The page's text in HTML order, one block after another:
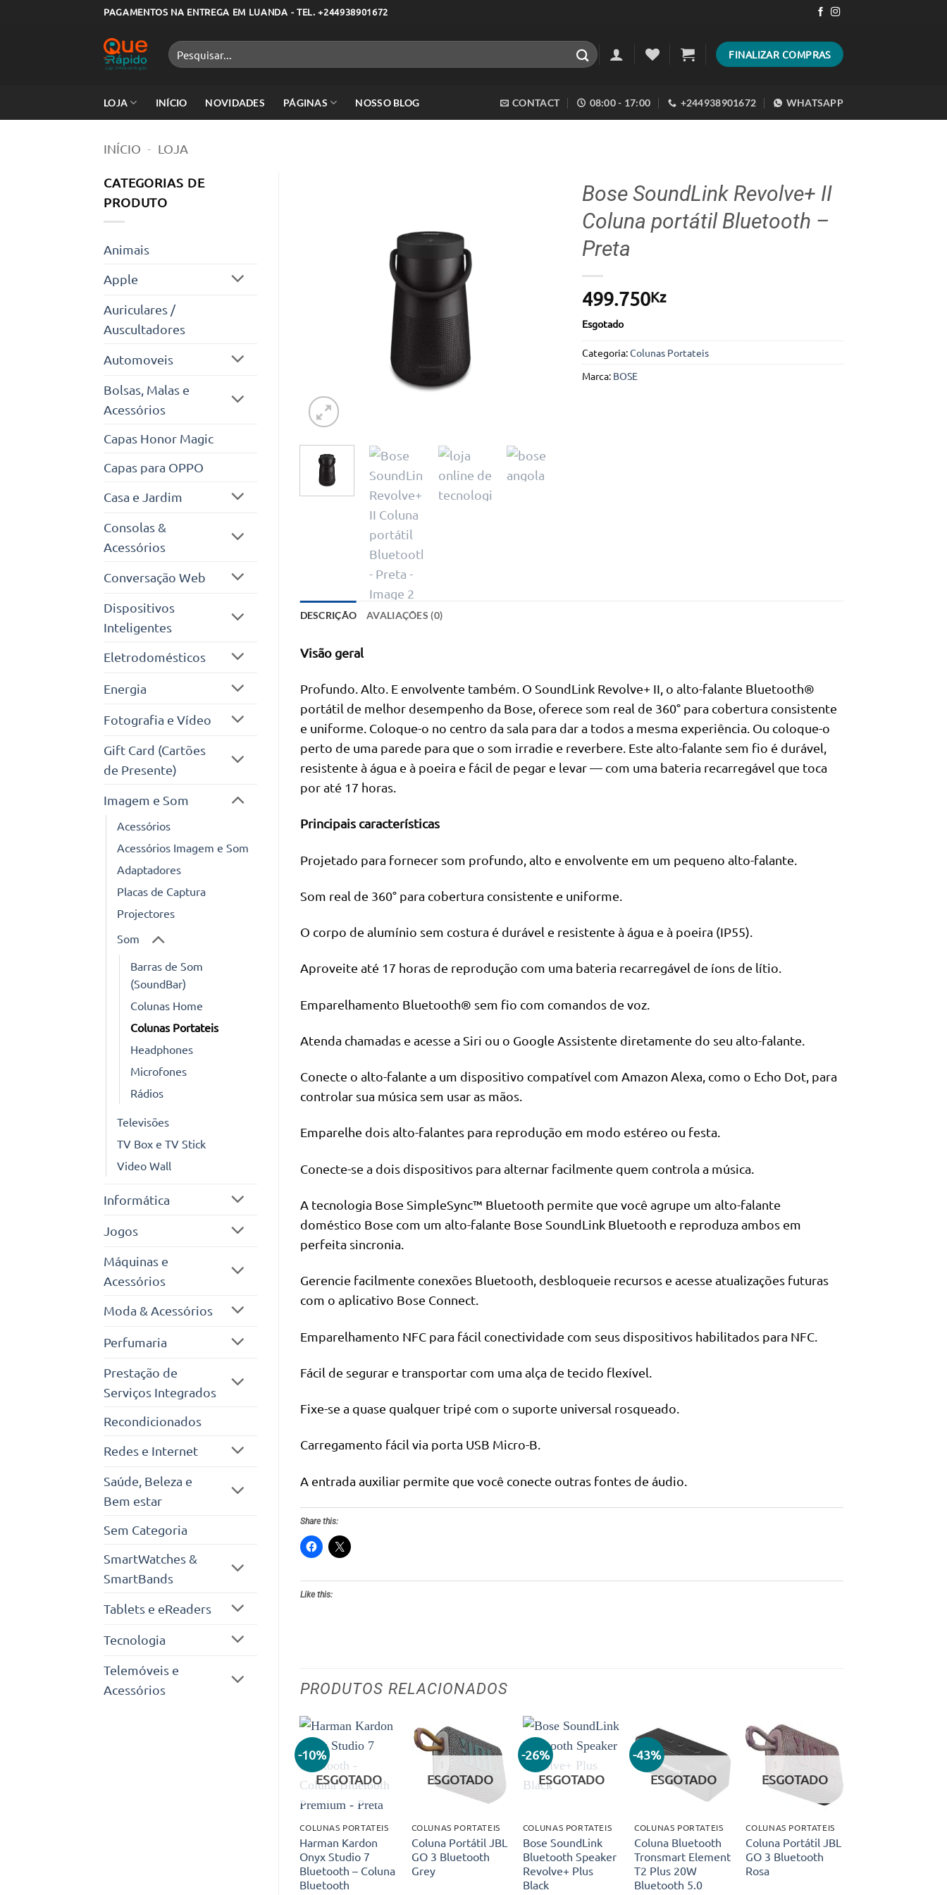
PAGAMENTOS NA ENTREGA EM LUANDA - TEL. +244938901672
Pesquisar
por:
FINALIZAR COMPRAS
LOJA INÍCIO NOVIDADES PÁGINAS NOSSO BLOG CONTACT 08:00 - 17:00 +244938901672 WHATSAPP
INÍCIO - LOJA
CATEGORIAS DE
PRODUTO
Animais
Apple
Auriculares /
Auscultadores
Automoveis
Bolsas, Malas e
Acessórios
Capas Honor Magic
Capas para OPPO
Casa e Jardim
Consolas &
Acessórios
Conversação Web
Dispositivos
Inteligentes
Eletrodomésticos
Energia
Fotografia e Vídeo
Gift Card (Cartões
de Presente)
Imagem e Som
Acessórios
Acessórios Imagem e Som
Adaptadores
Placas de Captura
Projectores
Som
Barras de Som
(SoundBar)
Colunas Home
Colunas Portateis
Headphones
Microfones
Rádios
Televisões
TV Box e TV Stick
Video Wall
Informática
Jogos
Máquinas e
Acessórios
Moda & Acessórios
Perfumaria
Prestação de
Serviços Integrados
Recondicionados
Redes e Internet
Saúde, Beleza e
Bem estar
Sem Categoria
SmartWatches &
SmartBands
Tablets e eReaders
Tecnologia
Telemóveis e
Acessórios
Bose SoundLink Revolve+ II
Coluna portátil Bluetooth –
Preta
499.750Kz
Esgotado
Categoria:Colunas Portateis
Marca: BOSE
DESCRIÇÃO AVALIAÇÕES (0)
Visão geral
Profundo. Alto. E envolvente também. O SoundLink Revolve+ II, o alto-falante Bluetooth®
portátil de melhor desempenho da Bose, oferece som real de 360° para cobertura consistente
e uniforme. Coloque-o no centro da sala para dar a todos a mesma experiência. Ou coloque-o
perto de uma parede para que o som irradie e reverbere. Este alto-falante sem fio é durável,
resistente à água e à poeira e fácil de pegar e levar — com uma bateria recarregável que toca
por até 17 horas.
Principais características
Projetado para fornecer som profundo, alto e envolvente em um pequeno alto-falante.
Som real de 360° para cobertura consistente e uniforme.
O corpo de alumínio sem costura é durável e resistente à água e à poeira (IP55).
Aproveite até 17 horas de reprodução com uma bateria recarregável de íons de lítio.
Emparelhamento Bluetooth® sem fio com comandos de voz.
Atenda chamadas e acesse a Siri ou o Google Assistente diretamente do seu alto-falante.
Conecte o alto-falante a um dispositivo compatível com Amazon Alexa, como o Echo Dot, para
controlar sua música sem usar as mãos.
Emparelhe dois alto-falantes para reprodução em modo estéreo ou festa.
Conecte-se a dois dispositivos para alternar facilmente quem controla a música.
A tecnologia Bose SimpleSync™ Bluetooth permite que você agrupe um alto-falante
doméstico Bose com um alto-falante Bose SoundLink Bluetooth e reproduza ambos em
perfeita sincronia.
Gerencie facilmente conexões Bluetooth, desbloqueie recursos e acesse atualizações futuras
com o aplicativo Bose Connect.
Emparelhamento NFC para fácil conectividade com seus dispositivos habilitados para NFC.
Fácil de segurar e transportar com uma alça de tecido flexível.
Fixe-se a quase qualquer tripé com o suporte universal rosqueado.
Carregamento fácil via porta USB Micro-B.
A entrada auxiliar permite que você conecte outras fontes de áudio.
Share this:
Like this:
PRODUTOS RELACIONADOS
-10%
aos meus
desejos
ESGOTADO
COLUNAS PORTATEIS
Harman Kardon
Onyx Studio 7
Bluetooth – Coluna
Bluetooth
Adicionar
desejos
ESGOTADO
COLUNAS PORTATEIS
Coluna Portátil JBL
GO 3 Bluetooth
Grey
-26%
Adicionar
aos meus
desejos
ESGOTADO
COLUNAS PORTATEIS
Bose SoundLink
Bluetooth Speaker
Revolve+ Plus
Black
-43%
Adicionar
desejos
ESGOTADO
COLUNAS PORTATEIS
Coluna Bluetooth
Tronsmart Element
T2 Plus 20W
Bluetooth 5.0
Adicionar
aos meus
desejos
ESGOTADO
COLUNAS PORTATEIS
Coluna Portátil JBL
GO 3 Bluetooth
Rosa